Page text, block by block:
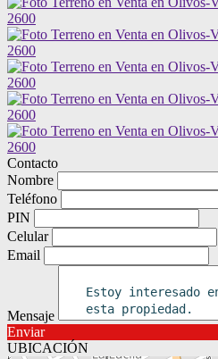
Contacto
Nombre
Teléfono
PIN
Celular
Email
Mensaje
Enviar
UBICACIÓN